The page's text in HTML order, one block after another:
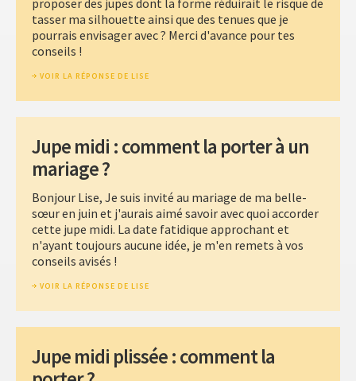
tasser ma silhouette ainsi que des tenues que je
pourrais envisager avec ? Merci d'avance pour tes
conseils !
VOIR LA RÉPONSE DE LISE
Jupe midi : comment la porter à un
mariage ?
Bonjour Lise, Je suis invité au mariage de ma belle-
sœur en juin et j'aurais aimé savoir avec quoi accorder
cette jupe midi. La date fatidique approchant et
n'ayant toujours aucune idée, je m'en remets à vos
conseils avisés !
VOIR LA RÉPONSE DE LISE
Jupe midi plissée : comment la